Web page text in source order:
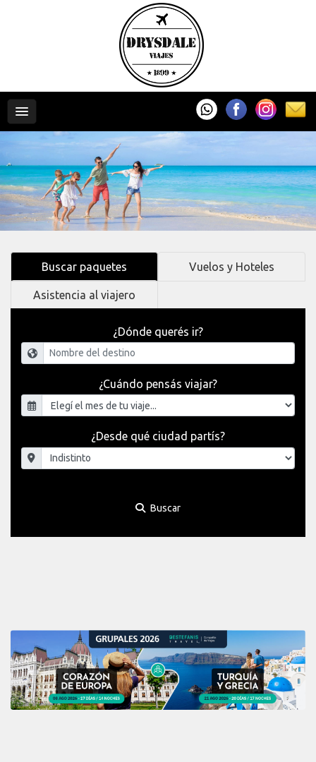
Buscar paquetes Vuelos y Hoteles
Asistencia al viajero
¿Dónde querés ir?
¿Cuándo pensás viajar?
¿Desde qué ciudad partís?
Buscar